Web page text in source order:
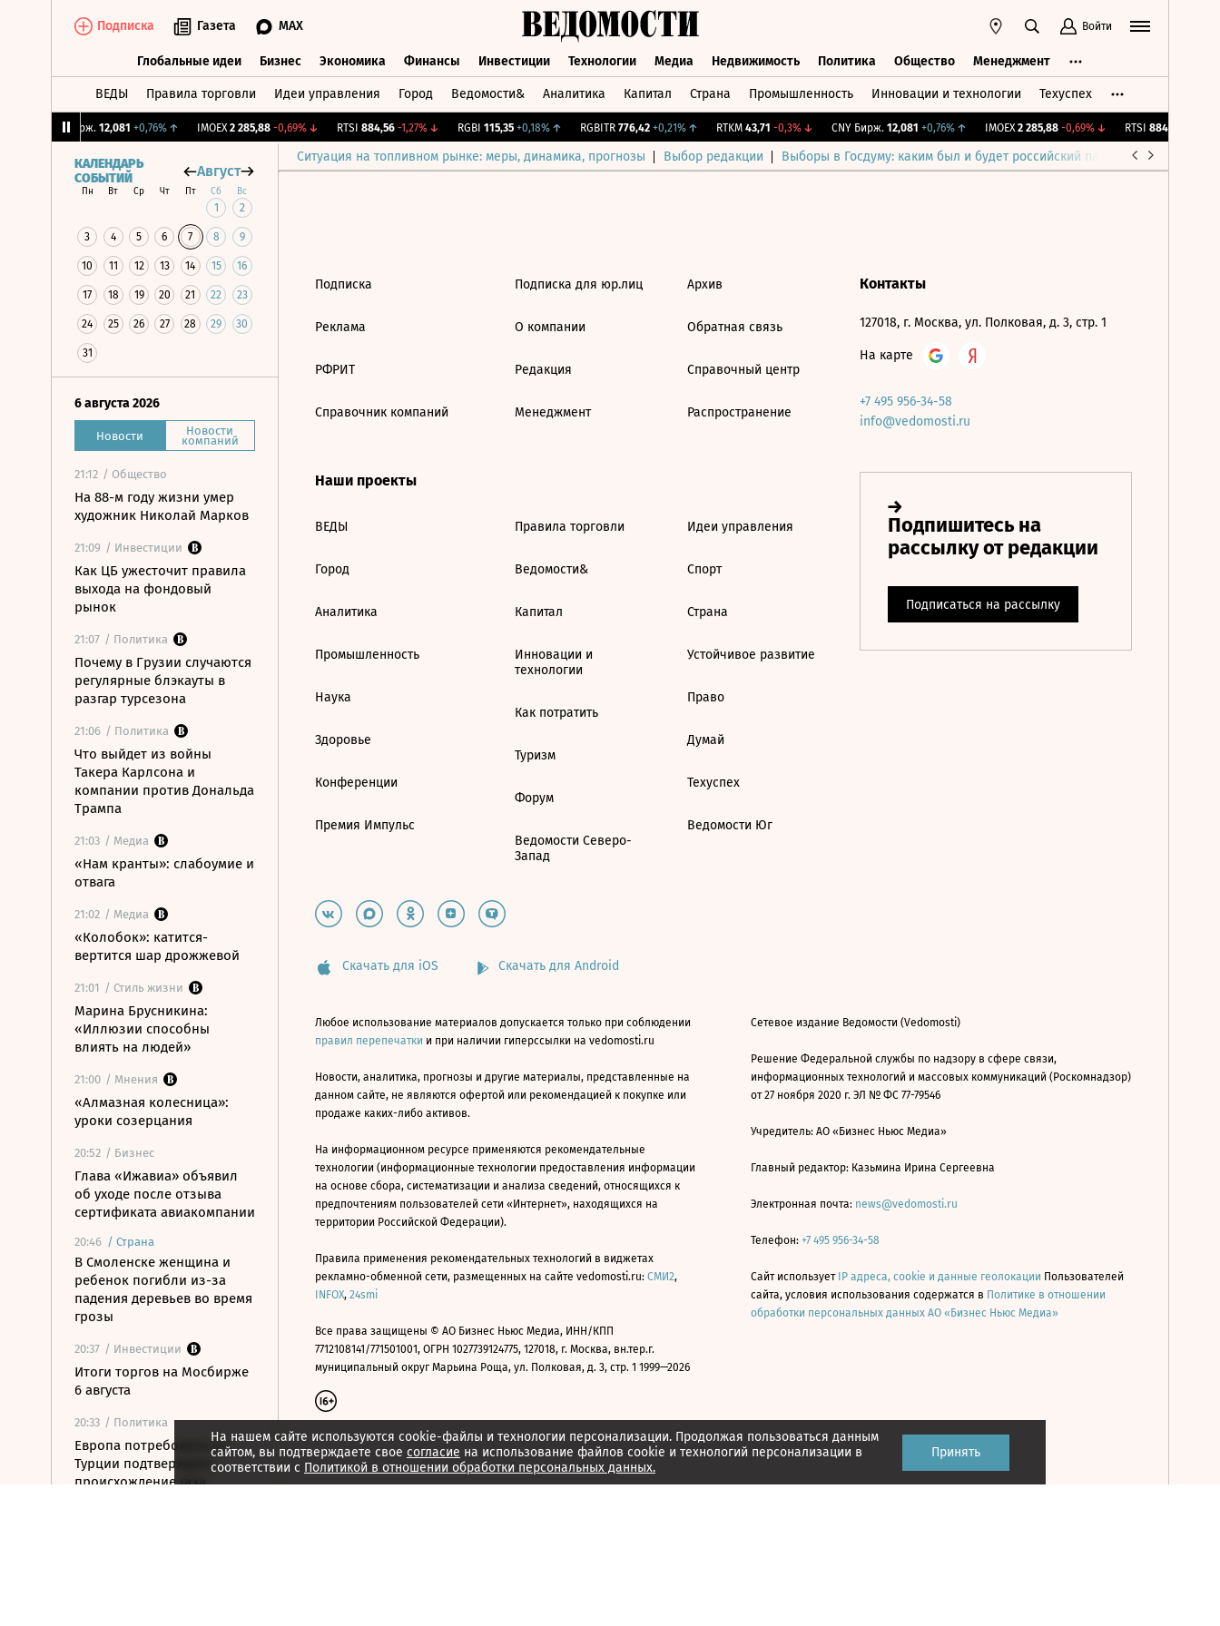
Подписка Газета MAX Войти
Глобальные идеи Бизнес Экономика Финансы Инвестиции Технологии Медиа Недвижимость Политика Общество Менеджмент
ВЕДЫ Правила торговли Идеи управления Город Ведомости& Аналитика Капитал Страна Промышленность Инновации и технологии Техуспех
CNY Бирж. 12,081 +0,76%↑ IMOEX 2 285,88 -0,69%↓ RTSI 884,56 -1,27%↓ RGBI 115,35 +0,18%↑ RGBITR 776,42 +0,21%↑ RTKM 43,71 -0,3%↓ CNY Бирж. 12,081 +0,76%↑ IMOEX 2 285,88 -0,69%↓ RTSI 884,56
Ситуация на топливном рынке: меры, динамика, прогнозы Выбор редакции Выборы в Госдуму: каким был и будет российский парламент
КАЛЕНДАРЬ
СОБЫТИЙ
Август
Пн Вт Ср Чт Пт Сб Вс
1 2
3 4 5 6 7 8 9
10 11 12 13 14 15 16
17 18 19 20 21 22 23
24 25 26 27 28 29 30
31
6 августа 2026
Новости Новости
компаний
21:12 / Общество
На 88-м году жизни умер
художник Николай Марков
21:09 / Инвестиции
Как ЦБ ужесточит правила
выхода на фондовый
рынок
21:07 / Политика
Почему в Грузии случаются
регулярные блэкауты в
разгар турсезона
21:06 / Политика
Что выйдет из войны
Такера Карлсона и
компании против Дональда
Трампа
21:03 / Медиа
«Нам кранты»: слабоумие и
отвага
21:02 / Медиа
«Колобок»: катится-
вертится шар дрожжевой
21:01 / Стиль жизни
Марина Брусникина:
«Иллюзии способны
влиять на людей»
21:00 / Мнения
«Алмазная колесница»:
уроки созерцания
20:52 / Бизнес
Глава «Ижавиа» объявил
об уходе после отзыва
сертификата авиакомпании
20:46 / Страна
В Смоленске женщина и
ребенок погибли из-за
падения деревьев во время
грозы
20:37 / Инвестиции
Итоги торгов на Мосбирже
6 августа
20:33 / Политика
Европа потребовала от
Турции подтверждать
происхождение газа
На нашем сайте используются cookie-файлы и технологии персонализации. Продолжая пользоваться данным
сайтом, вы подтверждаете свое согласие на использование файлов cookie и технологий персонализации в
соответствии с Политикой в отношении обработки персональных данных.
Принять
Подписка
Реклама
РФРИТ
Справочник компаний
Подписка для юр.лиц
О компании
Редакция
Менеджмент
Архив
Обратная связь
Справочный центр
Распространение
Наши проекты
ВЕДЫ
Город
Аналитика
Промышленность
Наука
Здоровье
Конференции
Премия Импульс
Правила торговли
Ведомости&
Капитал
Инновации и
технологии
Как потратить
Туризм
Форум
Ведомости Северо-
Запад
Идеи управления
Спорт
Страна
Устойчивое развитие
Право
Думай
Техуспех
Ведомости Юг
Контакты
127018, г. Москва, ул. Полковая, д. 3, стр. 1
На карте
+7 495 956-34-58
info@vedomosti.ru
Скачать для iOS Скачать для Android
Любое использование материалов допускается только при соблюдении
правил перепечатки и при наличии гиперссылки на vedomosti.ru
Новости, аналитика, прогнозы и другие материалы, представленные на
данном сайте, не являются офертой или рекомендацией к покупке или
продаже каких-либо активов.
На информационном ресурсе применяются рекомендательные
технологии (информационные технологии предоставления информации
на основе сбора, систематизации и анализа сведений, относящихся к
предпочтениям пользователей сети «Интернет», находящихся на
территории Российской Федерации).
Правила применения рекомендательных технологий в виджетах
рекламно-обменной сети, размещенных на сайте vedomosti.ru: СМИ2,
INFOX, 24smi
Все права защищены © АО Бизнес Ньюс Медиа, ИНН/КПП
7712108141/771501001, ОГРН 1027739124775, 127018, г. Москва, вн.тер.г.
муниципальный округ Марьина Роща, ул. Полковая, д. 3, стр. 1 1999—2026
Сетевое издание Ведомости (Vedomosti)
Решение Федеральной службы по надзору в сфере связи,
информационных технологий и массовых коммуникаций (Роскомнадзор)
от 27 ноября 2020 г. ЭЛ № ФС 77-79546
Учредитель: АО «Бизнес Ньюс Медиа»
Главный редактор: Казьмина Ирина Сергеевна
Электронная почта: news@vedomosti.ru
Телефон: +7 495 956-34-58
Сайт использует IP адреса, cookie и данные геолокации Пользователей
сайта, условия использования содержатся в Политике в отношении
обработки персональных данных АО «Бизнес Ньюс Медиа»